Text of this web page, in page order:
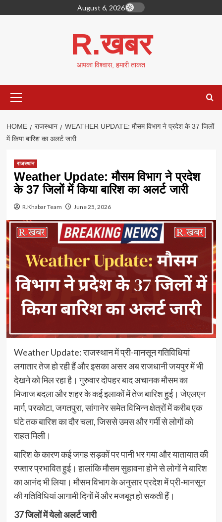
to
August 6, 2026
R.खबर
आपका विश्वास, हमारी ताकत
Menu
HOME राजस्थान
WEATHER UPDATE: मौसम विभाग ने प्रदेश के 37 जिलों
में किया बारिश का अलर्ट जारी
राजस्थान
Weather Update: मौसम विभाग ने प्रदेश
के 37 जिलों में किया बारिश का अलर्ट जारी
R.Khabar Team June 25, 2026
Weather Update: राजस्थान में प्री-मानसून गतिविधियां
लगातार तेज हो रही हैं और इसका असर अब राजधानी जयपुर में भी
देखने को मिल रहा है। गुरुवार दोपहर बाद अचानक मौसम का
मिजाज बदला और शहर के कई इलाकों में तेज बारिश हुई। जेएलएन
मार्ग, परकोटा, जगतपुरा, सांगानेर समेत विभिन्न क्षेत्रों में करीब एक
घंटे तक बारिश का दौर चला, जिससे उमस और गर्मी से लोगों को
राहत मिली।
बारिश के कारण कई जगह सड़कों पर पानी भर गया और यातायात की
रफ्तार प्रभावित हुई। हालांकि मौसम सुहावना होने से लोगों ने बारिश
का आनंद भी लिया। मौसम विभाग के अनुसार प्रदेश में प्री-मानसून
की गतिविधियां आगामी दिनों में और मजबूत हो सकती हैं।
37 जिलों में येलो अलर्ट जारी